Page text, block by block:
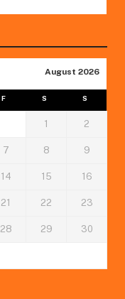
August 2026
F S S
1 2
7 8 9
14 15 16
21 22 23
28 29 30